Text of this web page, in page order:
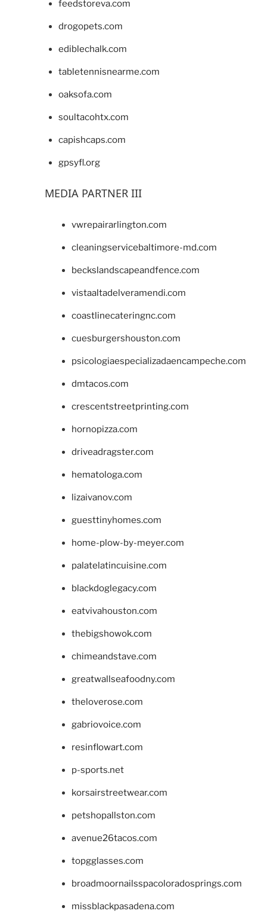
feedstoreva.com
drogopets.com
ediblechalk.com
tabletennisnearme.com
oaksofa.com
soultacohtx.com
capishcaps.com
gpsyfl.org
MEDIA PARTNER III
vwrepairarlington.com
cleaningservicebaltimore-md.com
beckslandscapeandfence.com
vistaaltadelveramendi.com
coastlinecateringnc.com
cuesburgershouston.com
psicologiaespecializadaencampeche.com
dmtacos.com
crescentstreetprinting.com
hornopizza.com
driveadragster.com
hematologa.com
lizaivanov.com
guesttinyhomes.com
home-plow-by-meyer.com
palatelatincuisine.com
blackdoglegacy.com
eatvivahouston.com
thebigshowok.com
chimeandstave.com
greatwallseafoodny.com
theloverose.com
gabriovoice.com
resinflowart.com
p-sports.net
korsairstreetwear.com
petshopallston.com
avenue26tacos.com
topgglasses.com
broadmoornailsspacoloradosprings.com
missblackpasadena.com